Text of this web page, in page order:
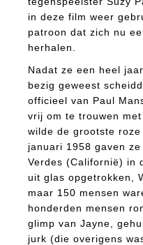
in deze film weer
patroon dat zich nu
herhalen.
Nadat ze een heel
bezig geweest
officieel van Paul
vrij om te trouwen
wilde de grootste
januari 1958 gaven
Verdes (Californië) in
uit glas opgetrokken,
maar 150 mensen
honderden mensen
glimp van Jayne,
jurk (die overigens